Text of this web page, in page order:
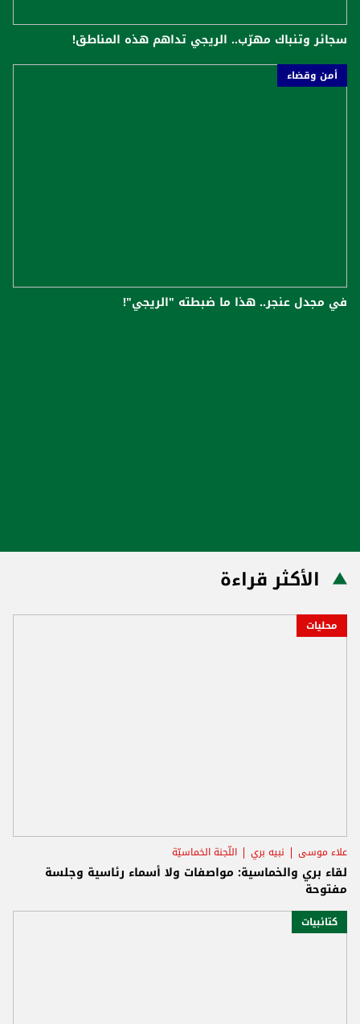
سجائر وتنباك مهرّب.. الريجي تداهم هذه المناطق!
أمن وقضاء
في مجدل عنجر.. هذا ما ضبطته "الريجي"!
الأكثر قراءة
محليات
علاء موسى نبيه بري اللّجنة الخماسيّة
لقاء بري والخماسية: مواصفات ولا أسماء رئاسية وجلسة
مفتوحة
كتائبيات